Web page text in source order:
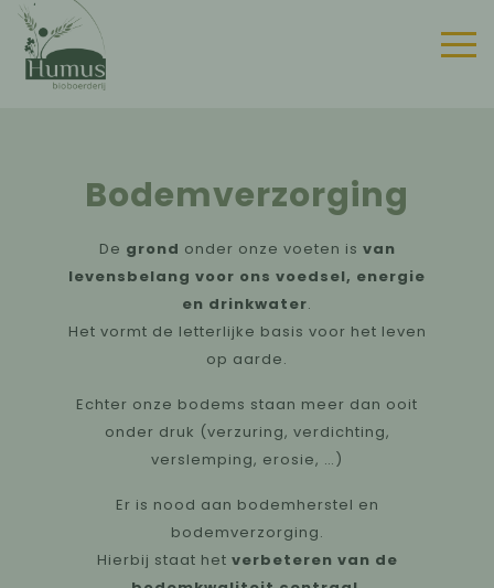
Bodemverzorging
De grond onder onze voeten is van
levensbelang voor ons voedsel, energie
en drinkwater.
Het vormt de letterlijke basis voor het leven
op aarde.
Echter onze bodems staan meer dan ooit
onder druk (verzuring, verdichting,
verslemping, erosie, …)
Er is nood aan bodemherstel en
bodemverzorging.
Hierbij staat het verbeteren van de